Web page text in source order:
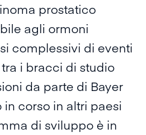
prostatico
agli ormoni
complessivi di eventi
i bracci di studio
da parte di Bayer
corso in altri paesi
di sviluppo è in